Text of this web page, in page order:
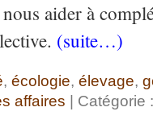
aider à
(suite…)
, écologie, élevage,
affaires | Catégorie